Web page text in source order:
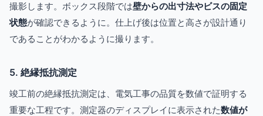
撮影します。ボックス段階では壁からの出寸法やビスの固定
状態が確認できるように。仕上げ後は位置と高さが設計通り
であることがわかるように撮ります。
5. 絶縁抵抗測定
竣工前の絶縁抵抗測定は、電気工事の品質を数値で証明する
重要な工程です。測定器のディスプレイに表示された数値が